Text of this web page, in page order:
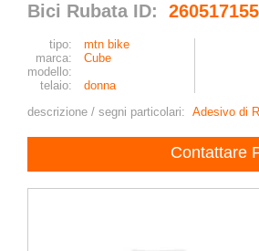
Bici Rubata ID:
tipo: mtn bike
marca:
Cube
modello:
telaio:
donna
descrizione / segni particolari: Adesivo di
Contattare